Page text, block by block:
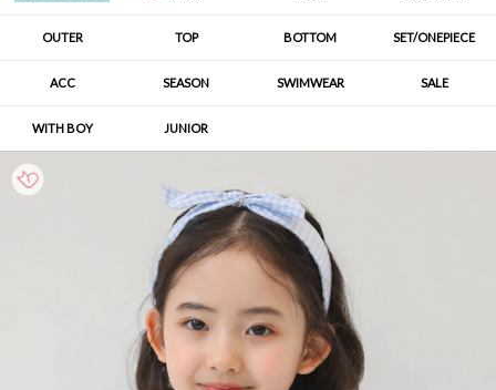
OUTER TOP BOTTOM SET/ONEPIECE
ACC SEASON SWIMWEAR SALE
WITH BOY JUNIOR